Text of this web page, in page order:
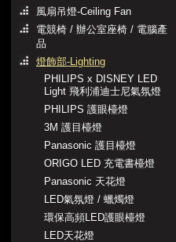
風扇吊燈-Ceiling Fan
電競椅 / 辦公室座椅 / 電腦產
品
燈飾部-Lighting
PHILIPS x DISNEY LED
Light 飛利浦迪士尼氣氛燈
PHILIPS 護眼檯燈
3M 護目檯燈
Panasonic 護目檯燈
ORIGO LED 充電書檯燈
Panasonic 天花燈
LED氣氛燈 / 蠟燭燈
環保高頻LED護眼檯燈
LED天花燈